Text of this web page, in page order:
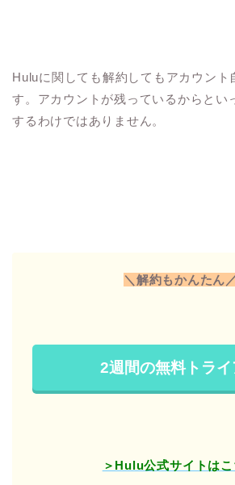
Huluに関しても解約してもアカウント
す。アカウントが残っているからとい
するわけではありません。
＼解約もかんたん
2週間の無料トライ
＞Hulu公式サイトはこ